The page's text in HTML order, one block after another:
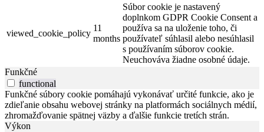
viewed_cookie_policy
11
months
Súbor cookie je nastavený
doplnkom GDPR Cookie Consent a
používa sa na uloženie toho, či
používateľ súhlasil alebo nesúhlasil
s používaním súborov cookie.
Neuchováva žiadne osobné údaje.
Funkčné
functional
Funkčné súbory cookie pomáhajú vykonávať určité funkcie, ako je
zdieľanie obsahu webovej stránky na platformách sociálnych médií,
zhromažďovanie spätnej väzby a ďalšie funkcie tretích strán.
Výkon